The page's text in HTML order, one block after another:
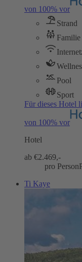
von 100% vor
Strand
Familie
Pool
Sport
Für dieses Hotel
von 100% vor
Hotel
ab €2.469,-
pro Person
Ti Kaye